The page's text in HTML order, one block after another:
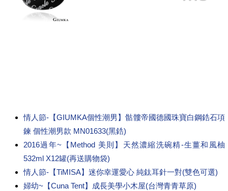
情人節-【GIUMKA個性潮男】骷髏帝國德國珠寶白鋼鋯石項
鍊 個性潮男款 MN01633(黑鋯)
2016過年~【Method 美則】天然濃縮洗碗精-生薑和風柚
532ml X12罐(再送購物袋)
情人節-【TiMISA】迷你幸運愛心 純鈦耳針一對(雙色可選)
婦幼~【Cuna Tent】成長美學小木屋(台灣青青草原)